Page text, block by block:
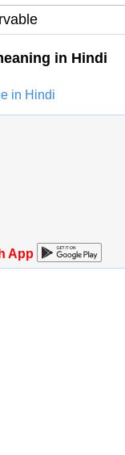
in Hindi
in Hindi
App